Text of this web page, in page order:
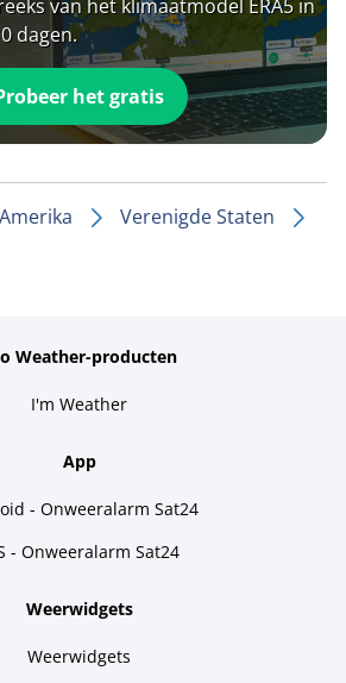
van het klimaatmodel ERA5 in
dagen.
het gratis
Verenigde Staten
Weather-producten
I'm Weather
App
- Onweeralarm Sat24
- Onweeralarm Sat24
Weerwidgets
Weerwidgets